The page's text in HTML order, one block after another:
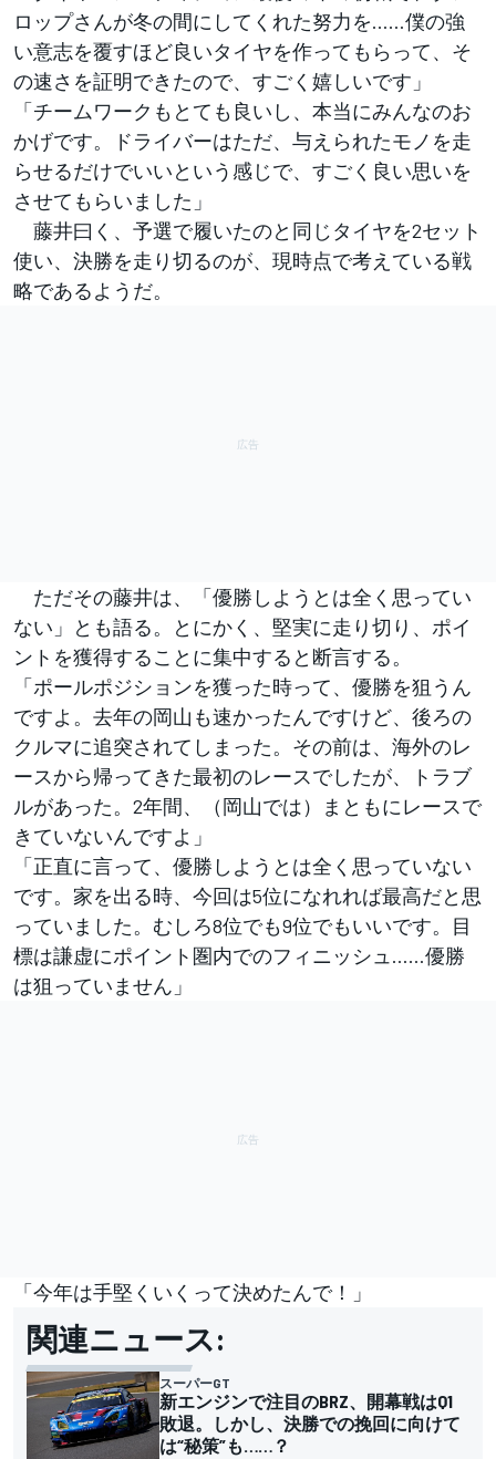
ロップさんが冬の間にしてくれた努力を……僕の強
い意志を覆すほど良いタイヤを作ってもらって、そ
の速さを証明できたので、すごく嬉しいです」
「チームワークもとても良いし、本当にみんなのお
かげです。ドライバーはただ、与えられたモノを走
らせるだけでいいという感じで、すごく良い思いを
させてもらいました」
藤井曰く、予選で履いたのと同じタイヤを2セット
使い、決勝を走り切るのが、現時点で考えている戦
略であるようだ。
ただその藤井は、「優勝しようとは全く思ってい
ない」とも語る。とにかく、堅実に走り切り、ポイ
ントを獲得することに集中すると断言する。
「ポールポジションを獲った時って、優勝を狙うん
ですよ。去年の岡山も速かったんですけど、後ろの
クルマに追突されてしまった。その前は、海外のレ
ースから帰ってきた最初のレースでしたが、トラブ
ルがあった。2年間、（岡山では）まともにレースで
きていないんですよ」
「正直に言って、優勝しようとは全く思っていない
です。家を出る時、今回は5位になれれば最高だと思
っていました。むしろ8位でも9位でもいいです。目
標は謙虚にポイント圏内でのフィニッシュ……優勝
は狙っていません」
「今年は手堅くいくって決めたんで！」
関連ニュース:
スーパーGT
新エンジンで注目のBRZ、開幕戦はQ1
敗退。しかし、決勝での挽回に向けて
は“秘策”も……？